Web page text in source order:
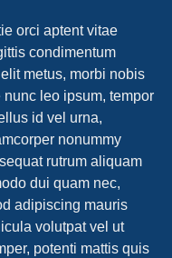
orci aptent vitae
condimentum
metus, morbi nobis
leo ipsum, tempor
id vel urna,
nonummy
rutrum aliquam
dui quam nec,
adipiscing mauris
volutpat vel ut
potenti mattis quis